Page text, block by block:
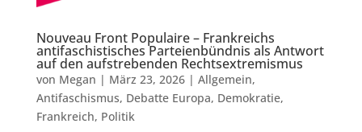
Nouveau Front Populaire – Frankreichs
antifaschistisches Parteienbündnis als Antwort
auf den aufstrebenden Rechtsextremismus
von Megan | März 23, 2026| Allgemein,
Antifaschismus, Debatte Europa, Demokratie,
Frankreich, Politik